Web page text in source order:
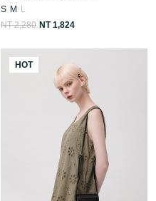
S M
L
NT 2,280 NT 1,824
HOT